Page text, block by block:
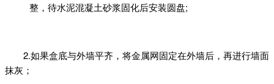
整，待水泥混凝土砂浆固化后安装圆盘;
2.如果盒底与外墙平齐，将金属网固定在外墙后，再进行墙面
抹灰；